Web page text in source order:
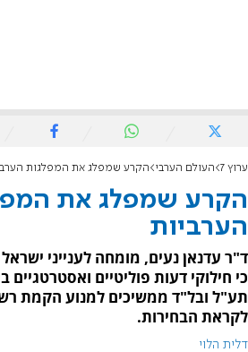
ערוץ 7 העולם הערבי הקרע שמפלג את המפלגות
הקרע שמפלג את
הערביות
ד"ר עדנאן נעים, מומחה לענייני
כי חילוקי דעות פוליטיים
תע"ל ובל"ד ממשיכים למנוע הקמת
לקראת הבחירות.
דלית הלוי